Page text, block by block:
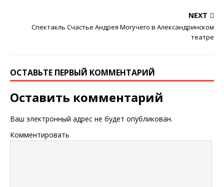
NEXT
Спектакль Счастье Андрея Могучего в Александринском
театре
ОСТАВЬТЕ ПЕРВЫЙ КОММЕНТАРИЙ
Оставить комментарий
Ваш электронный адрес не будет опубликован.
Комментировать